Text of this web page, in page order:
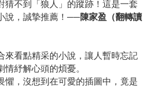
猜不到「狼人」的蹤跡！這是一套
說，誠摯推薦！──陳家盈（翻轉讀
來看點精采的小說，讓人暫時忘記
紓解心頭的煩憂。
懼，沒想到在可愛的插圖中，竟是